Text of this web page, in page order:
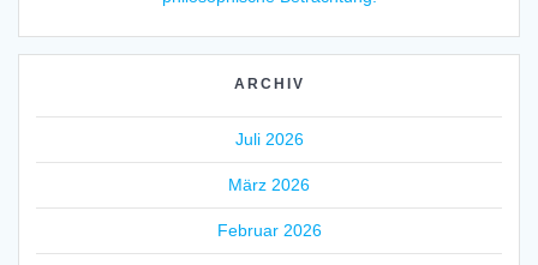
ARCHIV
Juli 2026
März 2026
Februar 2026